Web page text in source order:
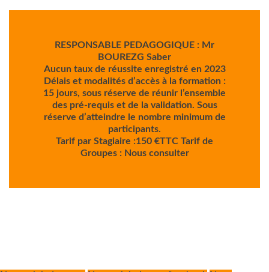
RESPONSABLE PEDAGOGIQUE : Mr
BOUREZG Saber
Aucun taux de réussite enregistré en 2023
Délais et modalités d’accès à la formation :
15 jours, sous réserve de réunir l’ensemble
des pré-requis et de la validation. Sous
réserve d’atteindre le nombre minimum de
participants.
Tarif par Stagiaire :150 €TTC Tarif de
Groupes : Nous consulter